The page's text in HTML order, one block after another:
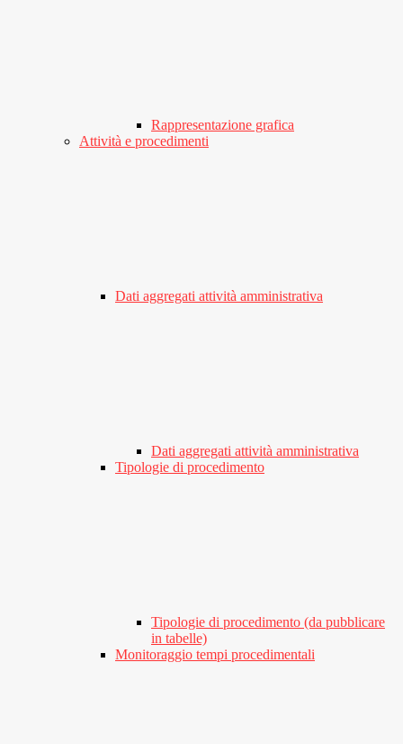
Rappresentazione grafica
Attività e procedimenti
Dati aggregati attività amministrativa
Dati aggregati attività amministrativa
Tipologie di procedimento
Tipologie di procedimento (da pubblicare
in tabelle)
Monitoraggio tempi procedimentali